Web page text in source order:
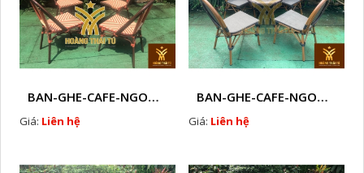
BAN-GHE-CAFE-NGOAI-TROI-J2
Giá: Liên hệ
BAN-GHE-CAFE-NGOAI-TROI-J4
Giá: Liên hệ